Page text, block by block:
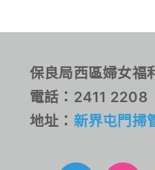
保良局西區婦女福
電話：2411
地址： 新界屯門掃